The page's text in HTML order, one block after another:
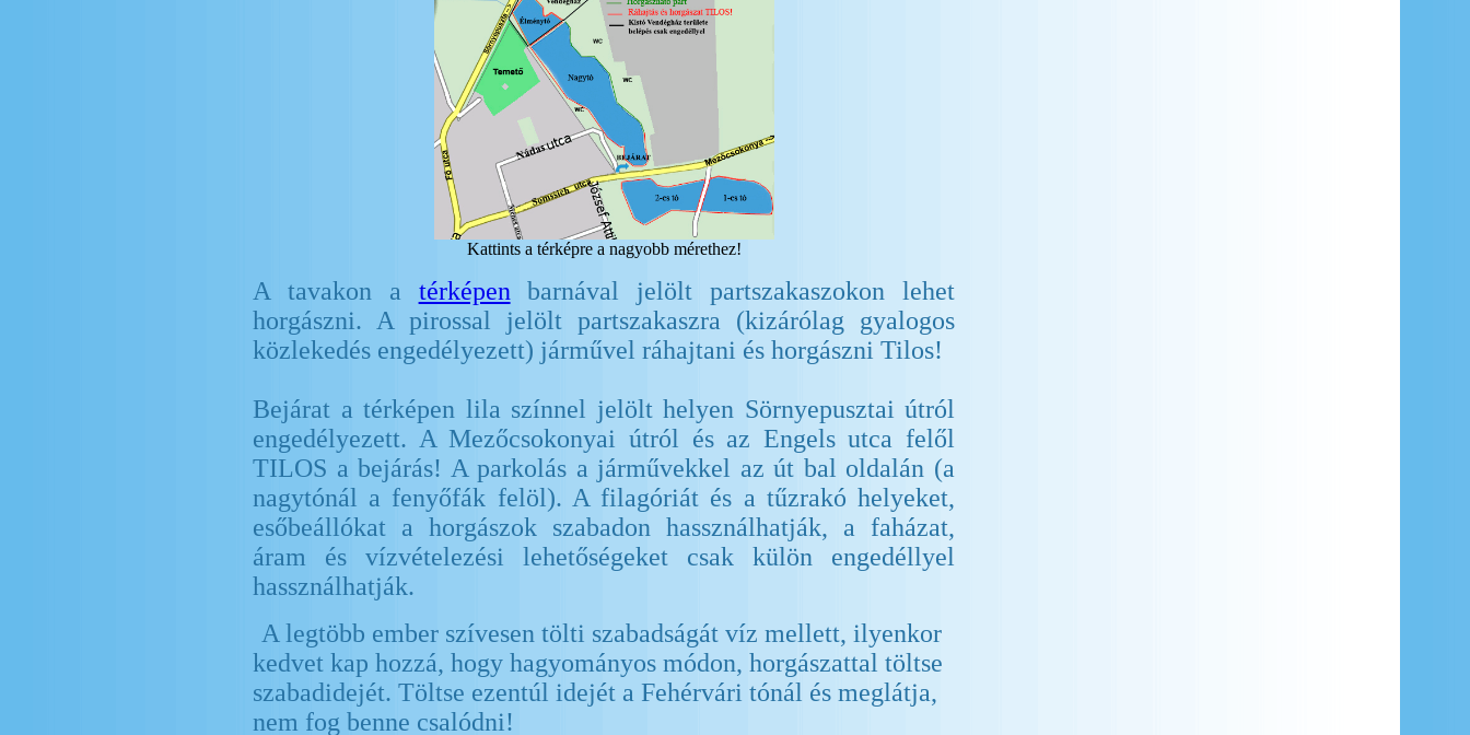
Kattints a térképre a nagyobb mérethez!
A tavakon a térképen barnával jelölt partszakaszokon lehet
horgászni. A pirossal jelölt partszakaszra (kizárólag gyalogos
közlekedés engedélyezett) járművel ráhajtani és horgászni Tilos!
Bejárat a térképen lila színnel jelölt helyen Sörnyepusztai útról
engedélyezett. A Mezőcsokonyai útról és az Engels utca felől
TILOS a bejárás! A parkolás a járművekkel az út bal oldalán (a
nagytónál a fenyőfák felöl). A filagóriát és a tűzrakó helyeket,
esőbeállókat a horgászok szabadon hassználhatják, a faházat,
áram és vízvételezési lehetőségeket csak külön engedéllyel
hassználhatják.
A legtöbb ember szívesen tölti szabadságát víz mellett, ilyenkor
kedvet kap hozzá, hogy hagyományos módon, horgászattal töltse
szabadidejét. Töltse ezentúl idejét a Fehérvári tónál és meglátja,
nem fog benne csalódni!